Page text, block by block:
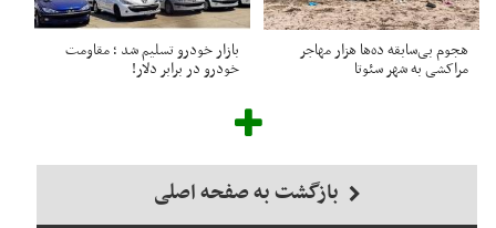
هجوم بی‌سابقه ده‌ها هزار مهاجر
مراکشی به شهر سئوتا
بازار خودرو تسلیم شد ؛ مقاومت
خودرو در برابر دلار!
بازگشت به صفحه اصلی